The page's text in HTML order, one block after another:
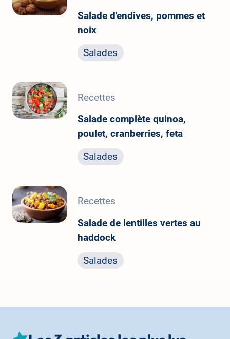
Salade d'endives, pommes et
noix
Salades
Recettes
Salade complète quinoa,
poulet, cranberries, feta
Salades
Recettes
Salade de lentilles vertes au
haddock
Salades